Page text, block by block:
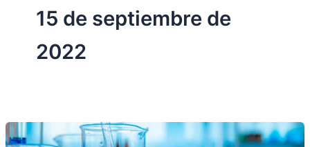
15 de septiembre de
2022